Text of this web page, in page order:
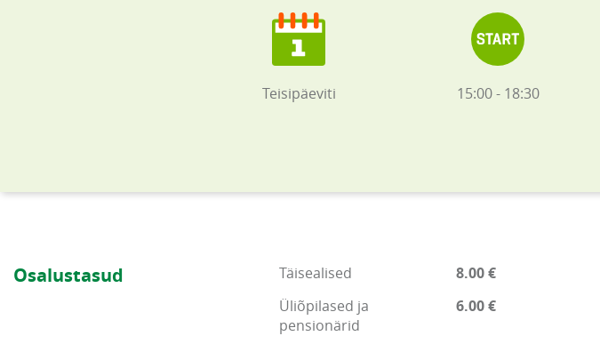
Teisipäeviti 15:00 - 18:30
Osalustasud Täisealised
8.00 €
Üliõpilased ja
pensionärid
6.00 €